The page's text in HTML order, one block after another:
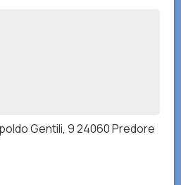
Gentili, 9 24060 Predore